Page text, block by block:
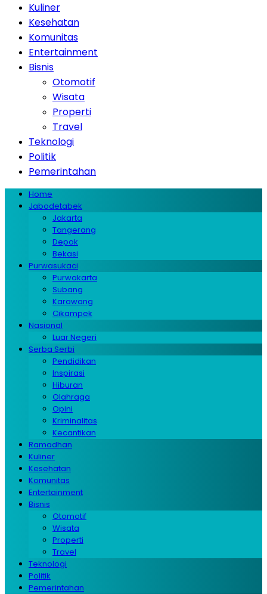
Kuliner
Kesehatan
Komunitas
Entertainment
Bisnis
Otomotif
Wisata
Properti
Travel
Teknologi
Politik
Pemerintahan
Home
Jabodetabek
Jakarta
Tangerang
Depok
Bekasi
Purwasukaci
Purwakarta
Subang
Karawang
Cikampek
Nasional
Luar Negeri
Serba Serbi
Pendidikan
Inspirasi
Hiburan
Olahraga
Opini
Kriminalitas
Kecantikan
Ramadhan
Kuliner
Kesehatan
Komunitas
Entertainment
Bisnis
Otomotif
Wisata
Properti
Travel
Teknologi
Politik
Pemerintahan